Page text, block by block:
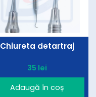
Chiureta detartraj
35 lei
Adaugă în coș